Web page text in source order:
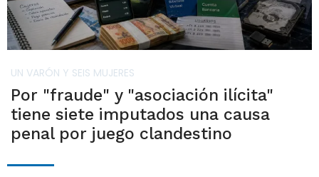
UN VARÓN Y SEIS MUJERES
Por "fraude" y "asociación ilícita"
tiene siete imputados una causa
penal por juego clandestino